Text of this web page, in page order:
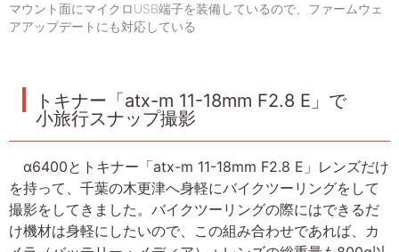
マウント面にマイクロUSB端子を装備しているので、ファームウェ
アアップデートにも対応している
トキナー「atx-m 11-18mm F2.8 E」で
小旅行スナップ撮影
α6400とトキナー「atx-m 11-18mm F2.8 E」レンズだけ
を持って、千葉の木更津へ身軽にバイクツーリングをして
撮影をしてきました。バイクツーリングの際にはできるだ
け機材は身軽にしたいので、この組み合わせであれば、カ